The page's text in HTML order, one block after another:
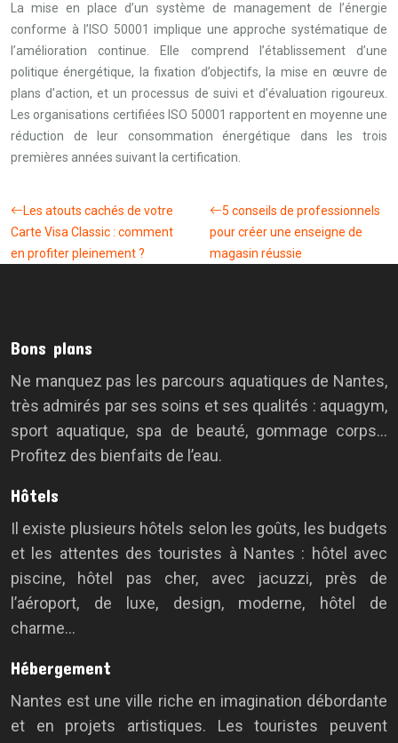
La mise en place d’un système de management de l’énergie
conforme à l’ISO 50001 implique une approche systématique de
l’amélioration continue. Elle comprend l’établissement d’une
politique énergétique, la fixation d’objectifs, la mise en œuvre de
plans d’action, et un processus de suivi et d’évaluation rigoureux.
Les organisations certifiées ISO 50001 rapportent en moyenne une
réduction de leur consommation énergétique dans les trois
premières années suivant la certification.
Les atouts cachés de votre
Carte Visa Classic : comment
en profiter pleinement ?
5 conseils de professionnels
pour créer une enseigne de
magasin réussie
Bons plans
Ne manquez pas les parcours aquatiques de Nantes,
très admirés par ses soins et ses qualités : aquagym,
sport aquatique, spa de beauté, gommage corps…
Profitez des bienfaits de l’eau.
Hôtels
Il existe plusieurs hôtels selon les goûts, les budgets
et les attentes des touristes à Nantes : hôtel avec
piscine, hôtel pas cher, avec jacuzzi, près de
l’aéroport, de luxe, design, moderne, hôtel de
charme…
Hébergement
Nantes est une ville riche en imagination débordante
et en projets artistiques. Les touristes peuvent